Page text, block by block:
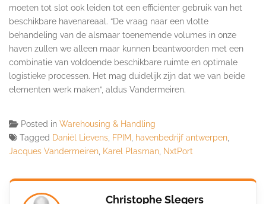
moeten tot slot ook leiden tot een efficiënter gebruik van het
beschikbare havenareaal. “De vraag naar een vlotte
behandeling van de alsmaar toenemende volumes in onze
haven zullen we alleen maar kunnen beantwoorden met een
combinatie van voldoende beschikbare ruimte en optimale
logistieke processen. Het mag duidelijk zijn dat we van beide
elementen werk maken”, aldus Vandermeiren.
Posted in Warehousing & Handling
Tagged Daniël Lievens FPIM havenbedrijf antwerpen
Jacques Vandermeiren Karel Plasman NxtPort
Christophe Slegers